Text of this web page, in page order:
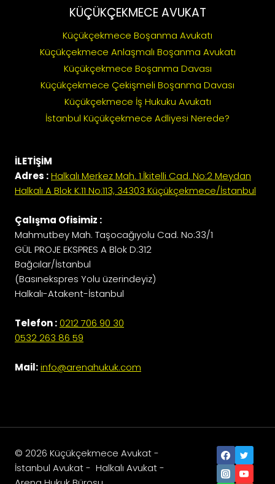
KÜÇÜKÇEKMECE AVUKAT
Küçükçekmece Boşanma Avukatı
Küçükçekmece Anlaşmalı Boşanma Avukatı
Küçükçekmece Boşanma Davası
Küçükçekmece Çekişmeli Boşanma Davası
Küçükçekmece İş Hukuku Avukatı
İstanbul Küçükçekmece Adliyesi Nerede?
İLETİŞİM
Adres :Halkalı Merkez Mah. 1.İkitelli Cad. No:2 Meydan
Halkalı A Blok K:11 No:113, 34303 Küçükçekmece/İstanbul
Çalışma Ofisimiz :
Mahmutbey Mah. Taşocağıyolu Cad. No:33/1
GÜL PROJE EKSPRES A Blok D:312
Bağcılar/İstanbul
(Basınekspres Yolu üzerindeyiz)
Halkalı-Atakent-İstanbul
Telefon :0212 706 90 30
0532 263 86 59
Mail:info@arenahukuk.com
© 2026 Küçükçekmece Avukat -
İstanbul Avukat - Halkalı Avukat -